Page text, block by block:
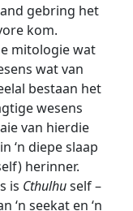
gebring het
kom.
mitologie wat
wat van
bestaan het
wesens
van hierdie
‘n diepe slaap
herinner.
is Cthulhuself –
‘n seekat en ‘n